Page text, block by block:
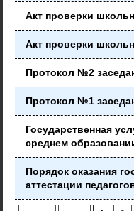
Акт проверки
Акт проверки
Протокол №2
Протокол №1
Государственная
среднем
Порядок оказания
аттестации